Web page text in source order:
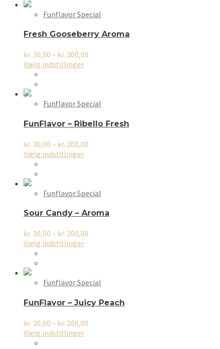
Funflavor Special
Fresh Gooseberry Aroma
kr. 30,00 – kr. 200,00
Vælg indstillingerDette
varianter.
kan
på
varesiden
Funflavor Special
FunFlavor – Ribello Fresh
kr. 30,00 – kr. 200,00
Vælg indstillingerDette
varianter.
kan
på
varesiden
Funflavor Special
Sour Candy – Aroma
kr. 30,00 – kr. 200,00
Vælg indstillingerDette
varianter.
kan
på
varesiden
Funflavor Special
FunFlavor – Juicy Peach
kr. 30,00 – kr. 200,00
Vælg indstillingerDette